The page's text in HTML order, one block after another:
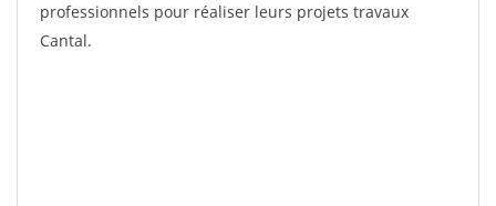
professionnels pour réaliser leurs projets travaux
Cantal.